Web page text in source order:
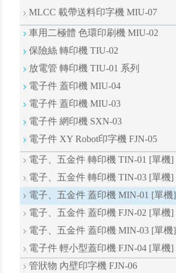
MLCC 載帶送料印字機 MIU-07
車用二極體 色環印刷機 MIU-02
保險絲 轉印機 TIU-02
放電管 轉印機 TIU-01 系列
電子件 蓋印機 MIU-04
電子件 蓋印機 MIU-03
電子件 網印機 SXN-03
電子件 XY Robot印字機 FJN-05
電子、五金件 轉印機 TIN-01 [單機]
電子、五金件 轉印機 TIN-03 [單機]
電子、五金件 蓋印機 MIN-01 [單機]
電子、五金件 蓋印機 FJN-02 [單機]
電子、五金件 蓋印機 MIN-03 [單機]
電子件 輕小型蓋印機 FJN-04 [單機]
管狀物 內壁印字機 FJN-06